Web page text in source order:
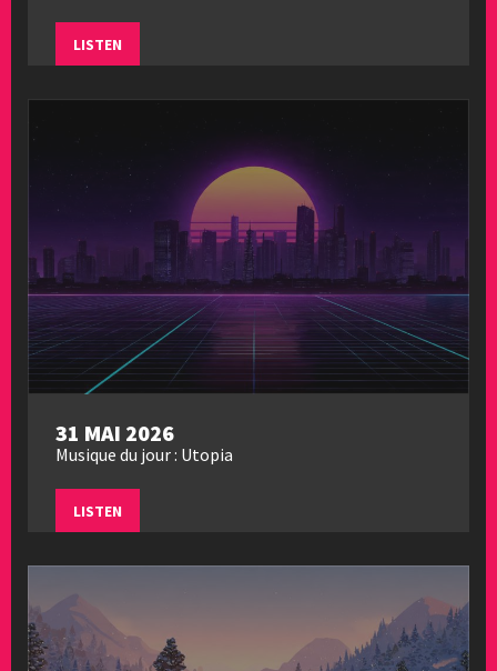
LISTEN
31 MAI 2026
Musique du jour : Utopia
LISTEN